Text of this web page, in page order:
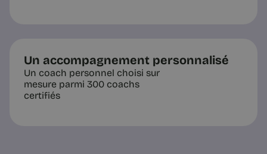
Un accompagnement personnalisé
Un coach personnel choisi sur
mesure parmi 300 coachs
certifiés